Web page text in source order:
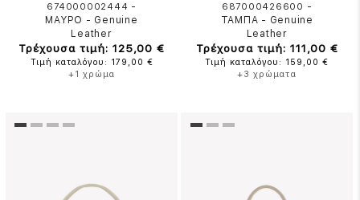
674000002444 -
ΜΑΥΡΟ - Genuine
Leather
Τρέχουσα τιμή: 125,00 €
Τιμή καταλόγου: 179,00 €
+1 χρώμα
687000426600 -
ΤΑΜΠΑ - Genuine
Leather
Τρέχουσα τιμή: 111,00 €
Τιμή καταλόγου: 159,00 €
+3 χρώματα